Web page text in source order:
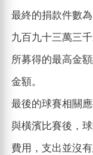
最終的捐款件數
九百九十三萬三
所募得的最高金
金額。
最後的球賽相關
與橫濱比賽後，
費用，支出並沒